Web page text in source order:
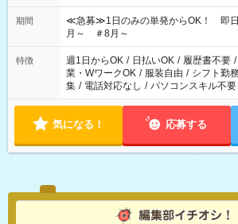
17:00～22:00 13:00～22:00 22:00～翌
期間
≪急募≫1日のみの単発からOK！ 即
月～ ＃8月～
特徴 週1日からOK / 日払いOK / 履歴書不要 /
業・WワークOK / 服装自由 / シフト勤務
集 / 電話対応なし / パソコンスキル不要
気になる！ 応募する